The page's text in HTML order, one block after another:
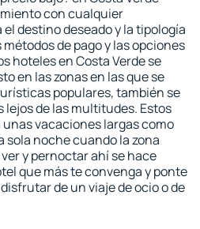
con cualquier
destino deseado y la tipología
de pago y las opciones
hoteles en Costa Verde se
en las zonas en las que se
populares, también se
de las multitudes. Estos
vacaciones largas como
sola noche cuando la zona
y pernoctar ahí se hace
que más te convenga y ponte
de un viaje de ocio o de